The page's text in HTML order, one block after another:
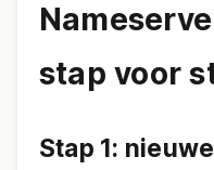
stap voor
Stap 1: